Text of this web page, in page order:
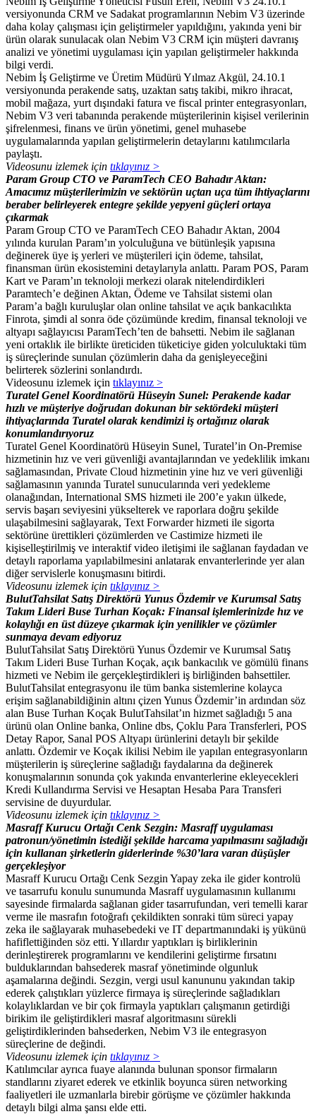
versiyonunda CRM ve Sadakat programlarının Nebim V3 üzerinde
daha kolay çalışması için geliştirmeler yapıldığını, yakında yeni bir
ürün olarak sunulacak olan Nebim V3 CRM için müşteri davranış
analizi ve yönetimi uygulaması için yapılan geliştirmeler hakkında
bilgi verdi.
Nebim İş Geliştirme ve Üretim Müdürü Yılmaz Akgül, 24.10.1
versiyonunda perakende satış, uzaktan satış takibi, mikro ihracat,
mobil mağaza, yurt dışındaki fatura ve fiscal printer entegrasyonları,
Nebim V3 veri tabanında perakende müşterilerinin kişisel verilerinin
şifrelenmesi, finans ve ürün yönetimi, genel muhasebe
uygulamalarında yapılan geliştirmelerin detaylarını katılımcılarla
paylaştı.
Videosunu izlemek için tıklayınız >
Param Group CTO ve ParamTech CEO Bahadır Aktan:
Amacımız müşterilerimizin ve sektörün uçtan uça tüm ihtiyaçlarını
beraber belirleyerek entegre şekilde yepyeni güçleri ortaya
çıkarmak
Param Group CTO ve ParamTech CEO Bahadır Aktan, 2004
yılında kurulan Param’ın yolculuğuna ve bütünleşik yapısına
değinerek üye iş yerleri ve müşterileri için ödeme, tahsilat,
finansman ürün ekosistemini detaylarıyla anlattı. Param POS, Param
Kart ve Param’ın teknoloji merkezi olarak nitelendirdikleri
Paramtech’e değinen Aktan, Ödeme ve Tahsilat sistemi olan
Param’a bağlı kuruluşlar olan online tahsilat ve açık bankacılıkta
Finrota, şimdi al sonra öde çözümünde kredim, finansal teknoloji ve
altyapı sağlayıcısı ParamTech’ten de bahsetti. Nebim ile sağlanan
yeni ortaklık ile birlikte üreticiden tüketiciye giden yolculuktaki tüm
iş süreçlerinde sunulan çözümlerin daha da genişleyeceğini
belirterek sözlerini sonlandırdı.
Videosunu izlemek için tıklayınız >
Turatel Genel Koordinatörü Hüseyin Sunel: Perakende kadar
hızlı ve müşteriye doğrudan dokunan bir sektördeki müşteri
ihtiyaçlarında Turatel olarak kendimizi iş ortağınız olarak
konumlandırıyoruz
Turatel Genel Koordinatörü Hüseyin Sunel, Turatel’in On-Premise
hizmetinin hız ve veri güvenliği avantajlarından ve yedeklilik imkanı
sağlamasından, Private Cloud hizmetinin yine hız ve veri güvenliği
sağlamasının yanında Turatel sunucularında veri yedekleme
olanağından, International SMS hizmeti ile 200’e yakın ülkede,
servis başarı seviyesini yükselterek ve raporlara doğru şekilde
ulaşabilmesini sağlayarak, Text Forwarder hizmeti ile sigorta
sektörüne ürettikleri çözümlerden ve Castimize hizmeti ile
kişiselleştirilmiş ve interaktif video iletişimi ile sağlanan faydadan ve
detaylı raporlama yapılabilmesini anlatarak envanterlerinde yer alan
diğer servislerle konuşmasını bitirdi.
Videosunu izlemek için tıklayınız >
BulutTahsilat Satış Direktörü Yunus Özdemir ve Kurumsal Satış
Takım Lideri Buse Turhan Koçak: Finansal işlemlerinizde hız ve
kolaylığı en üst düzeye çıkarmak için yenilikler ve çözümler
sunmaya devam ediyoruz
BulutTahsilat Satış Direktörü Yunus Özdemir ve Kurumsal Satış
Takım Lideri Buse Turhan Koçak, açık bankacılık ve gömülü finans
hizmeti ve Nebim ile gerçekleştirdikleri iş birliğinden bahsettiler.
BulutTahsilat entegrasyonu ile tüm banka sistemlerine kolayca
erişim sağlanabildiğinin altını çizen Yunus Özdemir’in ardından söz
alan Buse Turhan Koçak BulutTahsilat’ın hizmet sağladığı 5 ana
ürünü olan Online banka, Online dbs, Çoklu Para Transferleri, POS
Detay Rapor, Sanal POS Altyapı ürünlerini detaylı bir şekilde
anlattı. Özdemir ve Koçak ikilisi Nebim ile yapılan entegrasyonların
müşterilerin iş süreçlerine sağladığı faydalarına da değinerek
konuşmalarının sonunda çok yakında envanterlerine ekleyecekleri
Kredi Kullandırma Servisi ve Hesaptan Hesaba Para Transferi
servisine de duyurdular.
Videosunu izlemek için tıklayınız >
Masraff Kurucu Ortağı Cenk Sezgin: Masraff uygulaması
patronun/yönetimin istediği şekilde harcama yapılmasını sağladığı
için kullanan şirketlerin giderlerinde %30’lara varan düşüşler
gerçekleşiyor
Masraff Kurucu Ortağı Cenk Sezgin Yapay zeka ile gider kontrolü
ve tasarrufu konulu sunumunda Masraff uygulamasının kullanımı
sayesinde firmalarda sağlanan gider tasarrufundan, veri temelli karar
verme ile masrafın fotoğrafı çekildikten sonraki tüm süreci yapay
zeka ile sağlayarak muhasebedeki ve IT departmanındaki iş yükünü
hafiflettiğinden söz etti. Yıllardır yaptıkları iş birliklerinin
derinleştirerek programlarını ve kendilerini geliştirme fırsatını
bulduklarından bahsederek masraf yönetiminde olgunluk
aşamalarına değindi. Sezgin, vergi usul kanununu yakından takip
ederek çalıştıkları yüzlerce firmaya iş süreçlerinde sağladıkları
kolaylıklardan ve bir çok firmayla yaptıkları çalışmanın getirdiği
birikim ile geliştirdikleri masraf algoritmasını sürekli
geliştirdiklerinden bahsederken, Nebim V3 ile entegrasyon
süreçlerine de değindi.
Videosunu izlemek için tıklayınız >
Katılımcılar ayrıca fuaye alanında bulunan sponsor firmaların
standlarını ziyaret ederek ve etkinlik boyunca süren networking
faaliyetleri ile uzmanlarla birebir görüşme ve çözümler hakkında
detaylı bilgi alma şansı elde etti.